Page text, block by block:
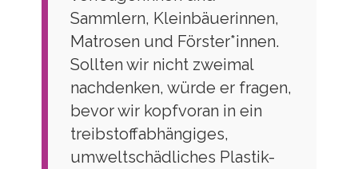
Sammlern, Kleinbäuerinnen,
Matrosen und Förster*innen.
Sollten wir nicht zweimal
nachdenken, würde er fragen,
bevor wir kopfvoran in ein
treibstoffabhängiges,
umweltschädliches Plastik-